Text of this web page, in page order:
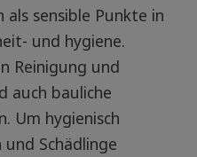
sensible Punkte in
und hygiene.
Reinigung und
auch bauliche
Um hygienisch
Schädlinge